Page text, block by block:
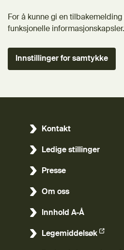
For å kunne gi en
funksjonelle informasjonskapsler.
Innstillinger for samtykke
Kontakt
Ledige stillinger
Presse
Om oss
Innhold A-Å
Legemiddelsøk
(Ekstern lenke)